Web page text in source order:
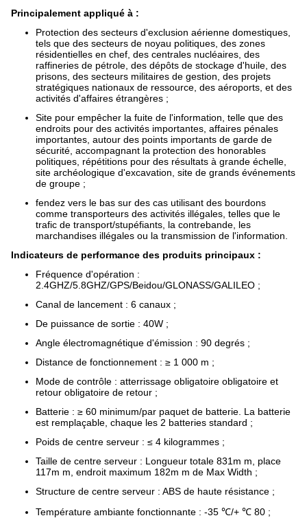
Principalement appliqué à :
Protection des secteurs d'exclusion aérienne domestiques,
tels que des secteurs de noyau politiques, des zones
résidentielles en chef, des centrales nucléaires, des
raffineries de pétrole, des dépôts de stockage d'huile, des
prisons, des secteurs militaires de gestion, des projets
stratégiques nationaux de ressource, des aéroports, et des
activités d'affaires étrangères ;
Site pour empêcher la fuite de l'information, telle que des
endroits pour des activités importantes, affaires pénales
importantes, autour des points importants de garde de
sécurité, accompagnant la protection des honorables
politiques, répétitions pour des résultats à grande échelle,
site archéologique d'excavation, site de grands événements
de groupe ;
fendez vers le bas sur des cas utilisant des bourdons
comme transporteurs des activités illégales, telles que le
trafic de transport/stupéfiants, la contrebande, les
marchandises illégales ou la transmission de l'information.
Indicateurs de performance des produits principaux :
Fréquence d'opération :
2.4GHZ/5.8GHZ/GPS/Beidou/GLONASS/GALILEO ;
Canal de lancement : 6 canaux ;
De puissance de sortie : 40W ;
Angle électromagnétique d'émission : 90 degrés ;
Distance de fonctionnement : ≥ 1 000 m ;
Mode de contrôle : atterrissage obligatoire obligatoire et
retour obligatoire de retour ;
Batterie : ≥ 60 minimum/par paquet de batterie. La batterie
est remplaçable, chaque les 2 batteries standard ;
Poids de centre serveur : ≤ 4 kilogrammes ;
Taille de centre serveur : Longueur totale 831m m, place
117m m, endroit maximum 182m m de Max Width ;
Structure de centre serveur : ABS de haute résistance ;
Température ambiante fonctionnante : -35 ℃/+ ℃ 80 ;